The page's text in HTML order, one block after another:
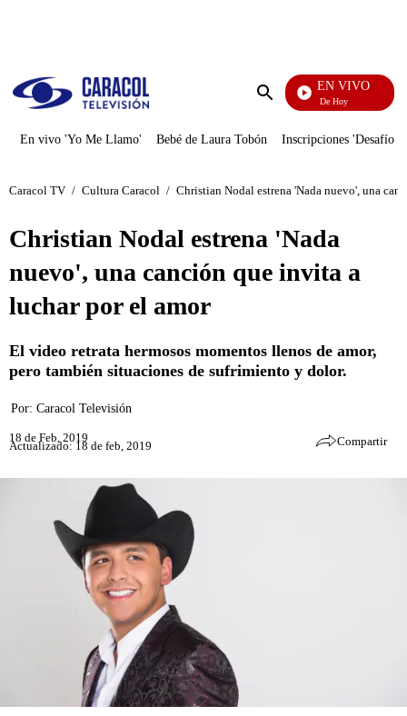
Enviar
EN VIVO
La Finca De Hoy
En vivo 'Yo Me Llamo' Bebé de Laura Tobón Inscripciones 'Desafío'
Caracol TV / Cultura Caracol / Christian Nodal estrena 'Nada nuevo', una
Christian Nodal estrena 'Nada
nuevo', una canción que invita a
luchar por el amor
El video retrata hermosos momentos llenos de amor,
pero también situaciones de sufrimiento y dolor.
Por: Caracol Televisión
18 de Feb, 2019
Actualizado: 18 de feb, 2019 Compartir